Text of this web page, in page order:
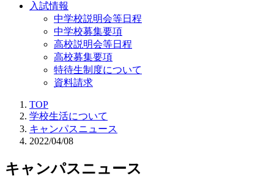
入試情報
中学校説明会等日程
中学校募集要項
高校説明会等日程
高校募集要項
特待生制度について
資料請求
TOP
学校生活について
キャンパスニュース
2022/04/08
キャンパスニュース